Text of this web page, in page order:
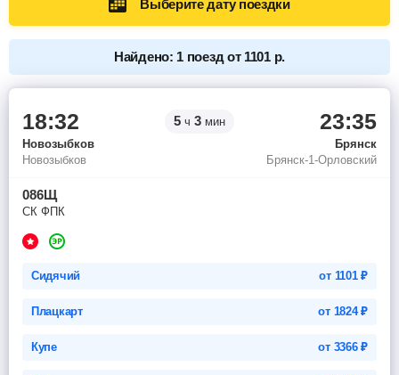
Выберите дату поездки
Найдено: 1 поезд от 1101 р.
18:32 5 ч 3 мин 23:35
Новозыбков
Брянск
Новозыбков
Брянск-1-Орловский
086Щ
СК ФПК
Сидячий от 1101₽
Плацкарт от 1824₽
Купе от 3366₽